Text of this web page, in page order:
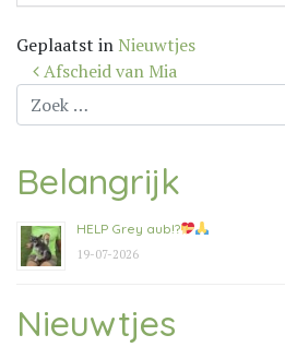
Geplaatst in Nieuwtjes
Bericht
navigatie
Afscheid van Mia
Zoek
naar:
Belangrijk
HELP Grey aub!?
19-07-2026
Nieuwtjes